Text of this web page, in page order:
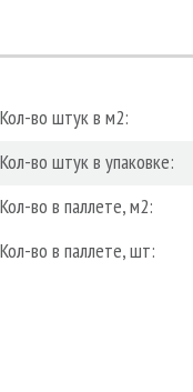
Кол-во штук в м2:
Кол-во штук в упаковке:
Кол-во в паллете, м2:
Кол-во в паллете, шт: